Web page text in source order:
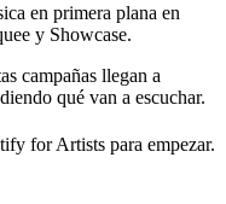
en primera plana en
y Showcase.
campañas llegan a
qué van a escuchar.
for Artists para empezar.